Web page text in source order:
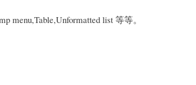
list 等等。